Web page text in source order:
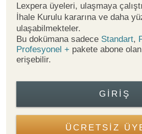
Lexpera üyeleri, ulaşmaya
İhale Kurulu kararına ve daha
ulaşabilmekteler.
Bu dokümana sadece Standart,
Profesyonel + pakete abone
erişebilir.
GIRIŞ
ÜCRETSİZ